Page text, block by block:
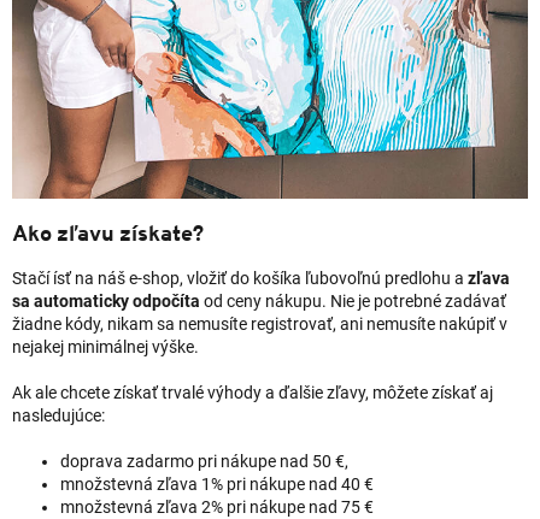
Ako zľavu získate?
Stačí ísť na náš e-shop, vložiť do košíka ľubovoľnú predlohu a zľava
sa automaticky odpočíta od ceny nákupu. Nie je potrebné zadávať
žiadne kódy, nikam sa nemusíte registrovať, ani nemusíte nakúpiť v
nejakej minimálnej výške.
Ak ale chcete získať trvalé výhody a ďalšie zľavy, môžete získať aj
nasledujúce:
doprava zadarmo pri nákupe nad 50 €,
množstevná zľava 1% pri nákupe nad 40 €
množstevná zľava 2% pri nákupe nad 75 €